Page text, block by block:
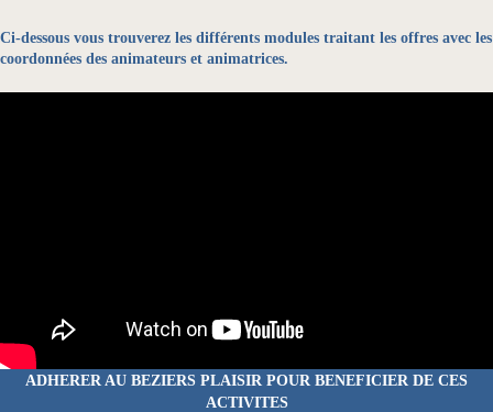
Ci-dessous vous trouverez les différents modules traitant les offres avec les
coordonnées des animateurs et animatrices.
ADHERER AU BEZIERS PLAISIR POUR BENEFICIER DE CES
ACTIVITES